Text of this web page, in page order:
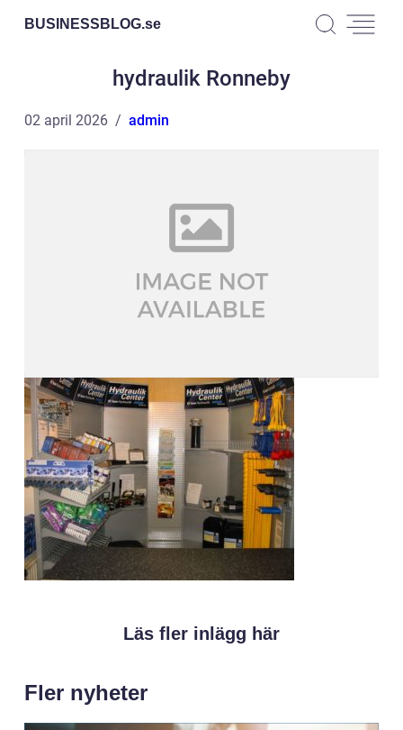
BUSINESSBLOG.se
hydraulik Ronneby
02 april 2026 admin
Läs fler inlägg här
Fler nyheter